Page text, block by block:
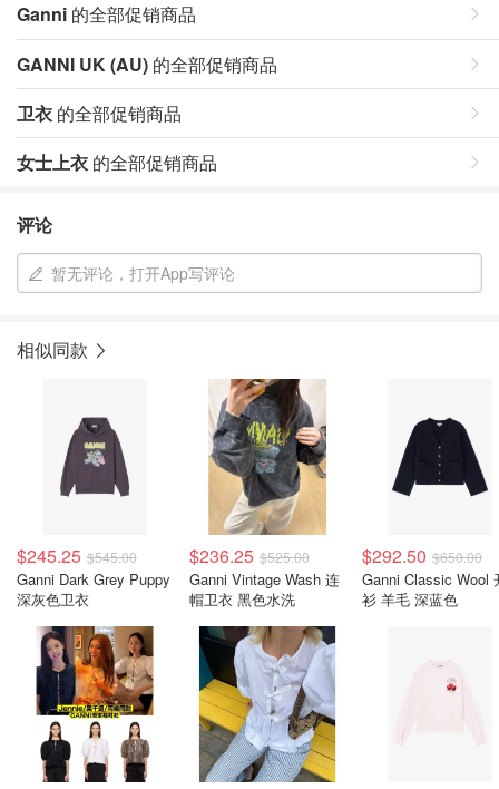
Ganni 的全部促销商品
GANNI UK (AU) 的全部促销商品
卫衣 的全部促销商品
女士上衣 的全部促销商品
评论
暂无评论，打开App写评论
相似同款
$245.25 $545.00
Ganni Dark Grey Puppy
深灰色卫衣
$236.25 $525.00
Ganni Vintage Wash 连
帽卫衣 黑色水洗
$292.50 $650.00
Ganni Classic Wool
衫 羊毛 深蓝色